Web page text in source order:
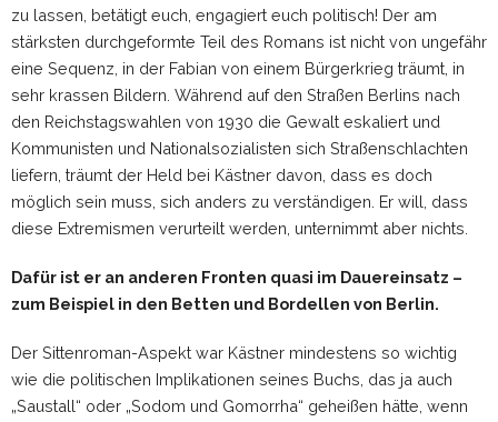
zu lassen, betätigt euch, engagiert euch politisch! Der am
stärksten durchgeformte Teil des Romans ist nicht von ungefähr
eine Sequenz, in der Fabian von einem Bürgerkrieg träumt, in
sehr krassen Bildern. Während auf den Straßen Berlins nach
den Reichstagswahlen von 1930 die Gewalt eskaliert und
Kommunisten und Nationalsozialisten sich Straßenschlachten
liefern, träumt der Held bei Kästner davon, dass es doch
möglich sein muss, sich anders zu verständigen. Er will, dass
diese Extremismen verurteilt werden, unternimmt aber nichts.
Dafür ist er an anderen Fronten quasi im Dauereinsatz –
zum Beispiel in den Betten und Bordellen von Berlin.
Der Sittenroman-Aspekt war Kästner mindestens so wichtig
wie die politischen Implikationen seines Buchs, das ja auch
„Saustall“ oder „Sodom und Gomorrha“ geheißen hätte, wenn